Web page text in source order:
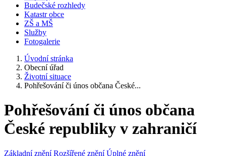
Budečské rozhledy
Katastr obce
ZŠ a MŠ
Služby
Fotogalerie
Úvodní stránka
Obecní úřad
Životní situace
Pohřešování či únos občana České...
Pohřešování či únos občana
České republiky v zahraničí
Základní znění Rozšířené znění Úplné znění